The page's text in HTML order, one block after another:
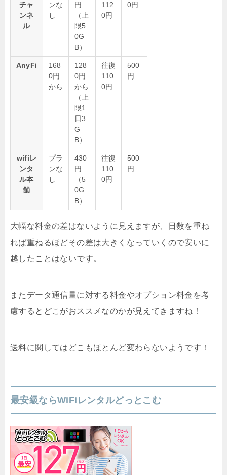
チャ
ンネ
ル
ンな
し
円
（上
限5
0G
B）
112
0円
0円
AnyFi
168
0円
から
128
0円
から
（上
限1
日3
G
B）
往復
110
0円
500
円
wifiレ
ンタ
ル本
舗
プラ
ンな
し
430
円
（5
0G
B）
往復
110
0円
500
円
大幅な料金の差はないように見えますが、日数を重ね
れば重ねるほどその差は大きくなっていくので安いに
越したことはないです。
またデータ通信量に対する料金やオプション料金を考
慮するとどこがおススメなのかが見えてきますね！
送料に関してはどこもほとんど変わらないようです！
最安級ならWiFiレンタルどっとこむ